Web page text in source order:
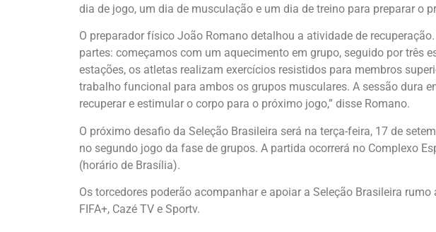
dia de jogo, um dia de musculação e um dia de treino para preparar o
O preparador físico João Romano detalhou a atividade de
partes: começamos com um aquecimento em grupo, seguido por três
estações, os atletas realizam exercícios resistidos para membros
trabalho funcional para ambos os grupos musculares. A sessão dura
recuperar e estimular o corpo para o próximo jogo,” disse Romano.
O próximo desafio da Seleção Brasileira será na terça-feira, 17 de
no segundo jogo da fase de grupos. A partida ocorrerá no Complexo
(horário de Brasília).
Os torcedores poderão acompanhar e apoiar a Seleção Brasileira
FIFA+, Cazé TV e Sportv.